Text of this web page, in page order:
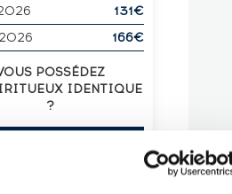
131€
166€
POSSÉDEZ
IDENTIQUE
?